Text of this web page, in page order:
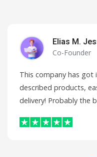
Elias M.
Co-Founder
This company has got
described products,
delivery! Probably the